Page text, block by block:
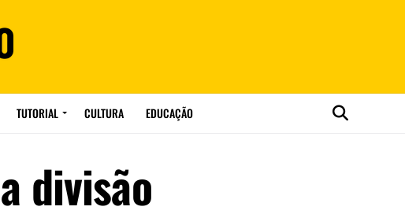
TUTORIAL CULTURA EDUCAÇÃO
divisão